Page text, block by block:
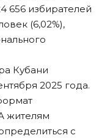
656 избирателей
(6,02%),
Кубани
2025 года.
жителям
с